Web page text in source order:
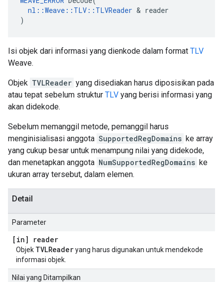
nl::Weave::TLV::TLVReader & reader
)
Isi objek dari informasi yang dienkode dalam format TLV
Weave.
Objek TVLReader yang disediakan harus diposisikan pada
atau tepat sebelum struktur TLV yang berisi informasi yang
akan didekode.
Sebelum memanggil metode, pemanggil harus
menginisialisasi anggota SupportedRegDomains ke array
yang cukup besar untuk menampung nilai yang didekode,
dan menetapkan anggota NumSupportedRegDomains ke
ukuran array tersebut, dalam elemen.
Detail
Parameter
[in] reader
Objek TVLReaderyang harus digunakan untuk mendekode
informasi objek.
Nilai yang Ditampilkan